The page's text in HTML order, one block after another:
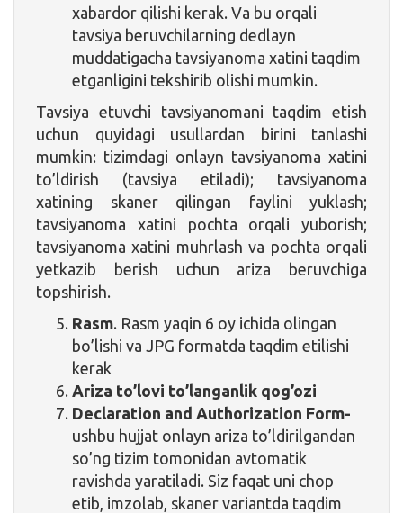
xabardor qilishi kerak. Va bu orqali
tavsiya beruvchilarning dedlayn
muddatigacha tavsiyanoma xatini taqdim
etganligini tekshirib olishi mumkin.
Tavsiya etuvchi tavsiyanomani taqdim etish
uchun quyidagi usullardan birini tanlashi
mumkin: tizimdagi onlayn tavsiyanoma xatini
to’ldirish (tavsiya etiladi); tavsiyanoma
xatining skaner qilingan faylini yuklash;
tavsiyanoma xatini pochta orqali yuborish;
tavsiyanoma xatini muhrlash va pochta orqali
yetkazib berish uchun ariza beruvchiga
topshirish.
Rasm. Rasm yaqin 6 oy ichida olingan
bo’lishi va JPG formatda taqdim etilishi
kerak
Ariza to’lovi to’langanlik qog’ozi
Declaration and Authorization Form-
ushbu hujjat onlayn ariza to’ldirilgandan
so’ng tizim tomonidan avtomatik
ravishda yaratiladi. Siz faqat uni chop
etib, imzolab, skaner variantda taqdim